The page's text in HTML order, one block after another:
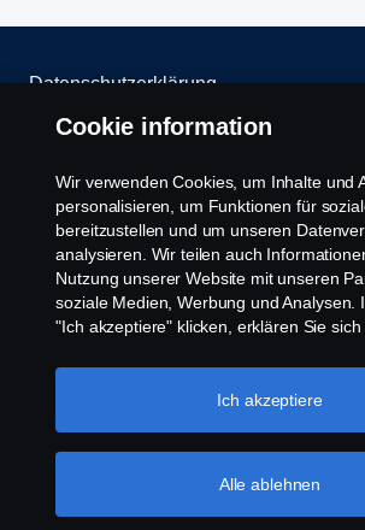
Datenschutzerklärung
Rechtlicher Hinweis
Umweltpolitik
Whistleblowing
Kontakt
Cookies Politik
Cookie Einstellungen
Cookie information
Wir verwenden Cookies, um Inhalte und
personalisieren, um Funktionen für
bereitzustellen und um unseren
analysieren. Wir teilen auch
Nutzung unserer Website mit unseren
soziale Medien, Werbung und Analysen.
"Ich akzeptiere" klicken, erklären Sie sich
Informationen weitergegeben werden.
Cookies auch verwalten, indem Sie auf
bitte unseren Abschnitt über Cookies,
Klicken auf den Link unter diesem Text
Alle ablehnen
Ich akzeptiere